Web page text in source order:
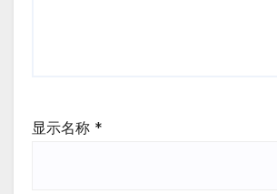
显示名称 *